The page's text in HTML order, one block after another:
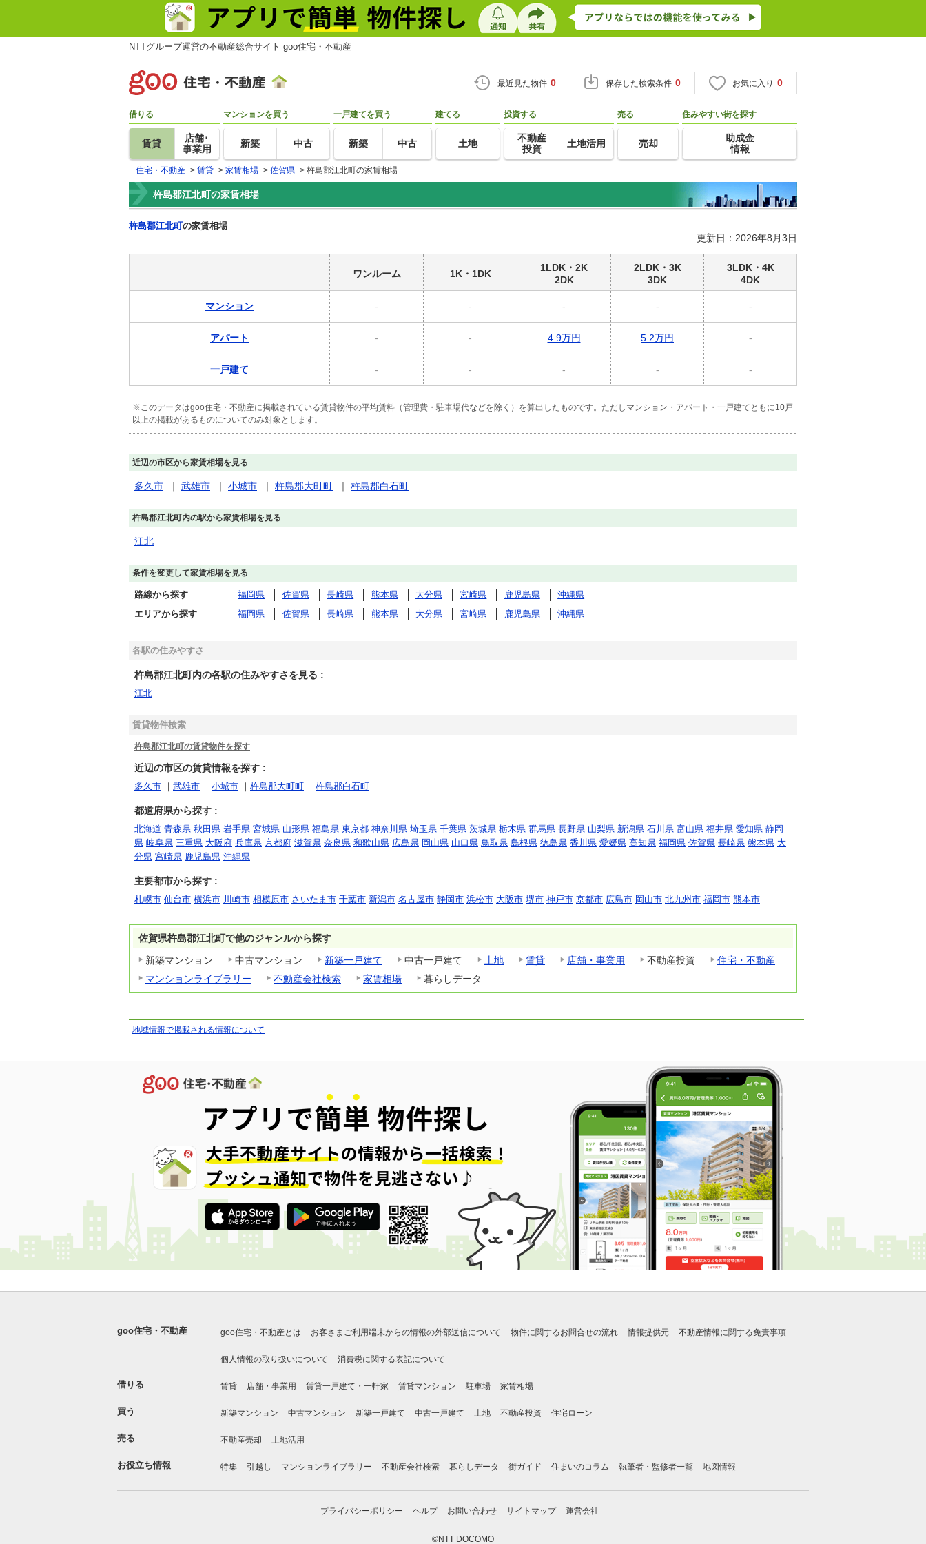
NTTグループ運営の不動産総合サイト goo住宅・不動産
最近見た物件 0 保存した検索条件 0 お気に入り 0
借りる
賃貸
店舗･
事業用
マンションを買う
新築 中古
一戸建てを買う
新築 中古
建てる
土地
投資する
不動産
投資
土地活用
売る
売却
住みやすい街を探す
助成金
情報
住宅・不動産 > 賃貸 > 家賃相場 > 佐賀県 > 杵島郡江北町の家賃相場
杵島郡江北町の家賃相場
杵島郡江北町の家賃相場
更新日：2026年8月3日
ワンルーム 1K・1DK
1LDK・2K
2DK
2LDK・3K
3DK
3LDK・4K
4DK
マンション - - - - -
アパート - - 4.9万円 5.2万円 -
一戸建て - - - - -
※このデータはgoo住宅・不動産に掲載されている賃貸物件の平均賃料（管理費・駐車場代などを除く）を算出したものです。ただしマンション・アパート・一戸建てともに10戸
以上の掲載があるものについてのみ対象とします。
近辺の市区から家賃相場を見る
多久市 ｜ 武雄市 ｜ 小城市 ｜ 杵島郡大町町 ｜ 杵島郡白石町
杵島郡江北町内の駅から家賃相場を見る
江北
条件を変更して家賃相場を見る
路線から探す 福岡県 佐賀県 長崎県 熊本県 大分県 宮崎県 鹿児島県
沖縄県
エリアから探す
福岡県 佐賀県 長崎県 熊本県 大分県 宮崎県 鹿児島県 沖縄県
各駅の住みやすさ
杵島郡江北町内の各駅の住みやすさを見る :
江北
賃貸物件検索
杵島郡江北町の賃貸物件を探す
近辺の市区の賃貸情報を探す :
多久市 ｜ 武雄市 ｜ 小城市 ｜ 杵島郡大町町 ｜ 杵島郡白石町
都道府県から探す :
北海道 青森県 秋田県 岩手県 宮城県 山形県 福島県 東京都 神奈川県 埼玉県 千葉県 茨城県 栃木県 群馬県 長野県 山梨県 新潟県 石川県 富山県 福井県 愛知県 静岡
県 岐阜県 三重県 大阪府 兵庫県 京都府 滋賀県 奈良県 和歌山県 広島県 岡山県 山口県 鳥取県 島根県 徳島県 香川県 愛媛県 高知県 福岡県 佐賀県 長崎県 熊本県 大
分県 宮崎県 鹿児島県 沖縄県
主要都市から探す :
札幌市 仙台市 横浜市 川崎市 相模原市 さいたま市 千葉市 新潟市 名古屋市 静岡市 浜松市 大阪市 堺市 神戸市 京都市 広島市 岡山市 北九州市 福岡市 熊本市
佐賀県杵島郡江北町で他のジャンルから探す
新築マンション
中古マンション 新築一戸建て 中古一戸建て 土地 賃貸 店舗・事業用 不動産投資
住宅・不動産
マンションライブラリー
不動産会社検索 家賃相場 暮らしデータ
地域情報で掲載される情報について
goo住宅・不動産 goo住宅・不動産とは お客さまご利用端末からの情報の外部送信について 物件に関するお問合せの流れ 情報提供元 不動産情報に関する免責事項
個人情報の取り扱いについて 消費税に関する表記について
借りる 賃貸 店舗・事業用 賃貸一戸建て・一軒家 賃貸マンション 駐車場 家賃相場
買う 新築マンション 中古マンション 新築一戸建て 中古一戸建て 土地 不動産投資 住宅ローン
売る 不動産売却 土地活用
お役立ち情報 特集 引越し マンションライブラリー 不動産会社検索 暮らしデータ 街ガイド 住まいのコラム 執筆者・監修者一覧 地図情報
プライバシーポリシー ヘルプ お問い合わせ サイトマップ 運営会社
©NTT DOCOMO